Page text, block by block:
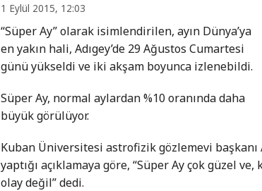
Abhazya
Adıgey
Çeçenya
Dağıstan
Güney
İnguşetya
Kabardey-
Balkar
Karaçay-
Kafkas-
Ötesi
Azerbaycan
Ermenistan
1 Eylül 2015, 12:03
“Süper Ay” olarak isimlendirilen, ayın Dünya’ya
en yakın hali, Adıgey’de 29 Ağustos Cumartesi
günü yükseldi ve iki akşam boyunca izlenebildi.
Süper Ay, normal aylardan %10 oranında daha
büyük görülüyor.
Kuban Üniversitesi astrofizik gözlemevi başkanı
yaptığı açıklamaya göre, “Süper Ay çok güzel
olay değil” dedi.